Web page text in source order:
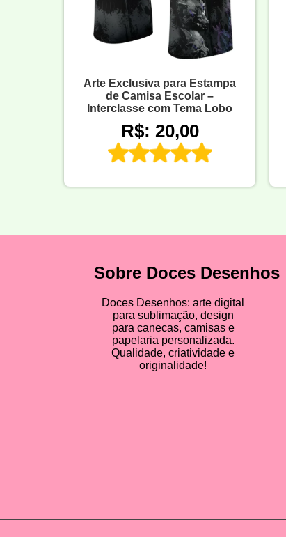
Arte Exclusiva para Estampa
de Camisa Escolar –
Interclasse com Tema Lobo
R$: 20,00
Sobre Doces Desenhos
Doces Desenhos: arte digital
para sublimação, design
para canecas, camisas e
papelaria personalizada.
Qualidade, criatividade e
originalidade!